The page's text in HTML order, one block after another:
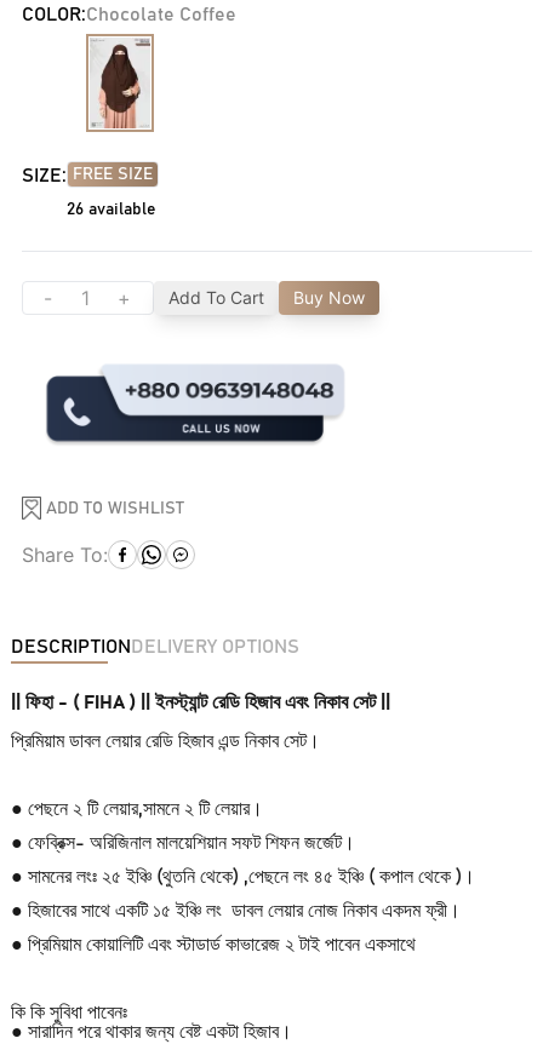
COLOR:Chocolate Coffee
SIZE: FREE SIZE
26 available
- + Add To Cart Buy Now
ADD TO WISHLIST
Share To:
DESCRIPTION DELIVERY OPTIONS
|| ফিহা - ( FIHA ) || ইনস্ট্যান্ট রেডি হিজাব এবং নিকাব সেট ||
প্রিমিয়াম ডাবল লেয়ার রেডি হিজাব এন্ড নিকাব সেট।
● পেছনে ২ টি লেয়ার,সামনে ২ টি লেয়ার।
● ফেব্রিক্স- অরিজিনাল মালয়েশিয়ান সফট শিফন জর্জেট।
● সামনের লংঃ ২৫ ইঞ্চি (থুতনি থেকে) ,পেছনে লং ৪৫ ইঞ্চি ( কপাল থেকে )।
● হিজাবের সাথে একটি ১৫ ইঞ্চি লং ডাবল লেয়ার নোজ নিকাব একদম ফ্রী।
● প্রিমিয়াম কোয়ালিটি এবং স্টাডার্ড কাভারেজ ২ টাই পাবেন একসাথে
কি কি সুবিধা পাবেনঃ
● সারাদিন পরে থাকার জন্য বেষ্ট একটা হিজাব।